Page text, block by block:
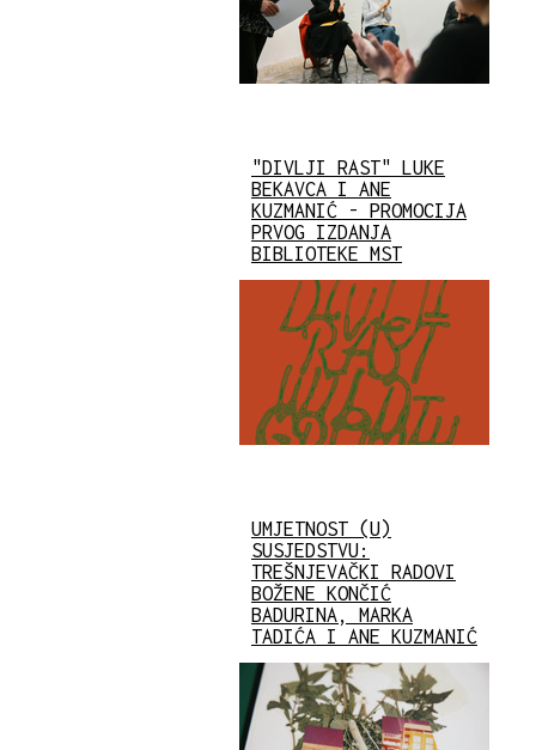
"DIVLJI RAST" LUKE
BEKAVCA I ANE
KUZMANIĆ - PROMOCIJA
PRVOG IZDANJA
BIBLIOTEKE MST
UMJETNOST (U)
SUSJEDSTVU:
TREŠNJEVAČKI RADOVI
BOŽENE KONČIĆ
BADURINA, MARKA
TADIĆA I ANE KUZMANIĆ